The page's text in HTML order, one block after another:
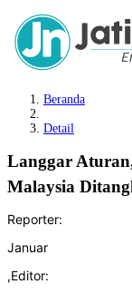
Beranda
Detail
Langgar
Malaysia
Reporter:
Januar
,Editor: